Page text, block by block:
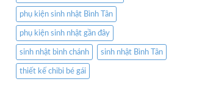
phụ kiện sinh nhật Bình Tân
phụ kiện sinh nhật gần đây
sinh nhật bình chánh sinh nhật Bình Tân
thiết kế chibi bé gái